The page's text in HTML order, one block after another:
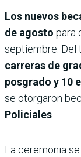
Los nuevos
de agosto para
septiembre. Del
carreras de
posgrado y 10
se otorgaron
Policiales.
La ceremonia